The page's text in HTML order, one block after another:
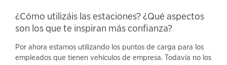
¿Cómo utilizáis las estaciones? ¿Qué aspectos
son los que te inspiran más confianza?
Por ahora estamos utilizando los puntos de carga para los
empleados que tienen vehículos de empresa. Todavía no los